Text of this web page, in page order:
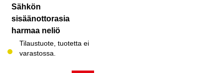
Sähkön
sisäänottorasia
harmaa neliö
Tilaustuote, tuotetta ei
varastossa.